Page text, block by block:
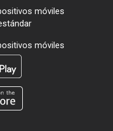
móviles
móviles